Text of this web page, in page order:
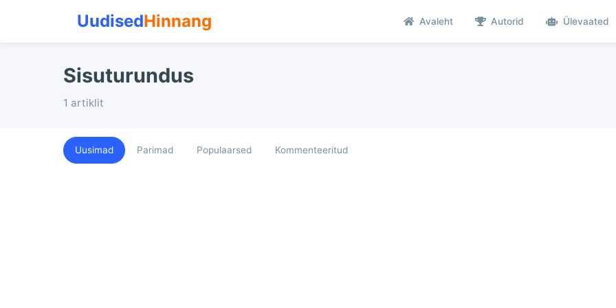
UudisedHinnang Avaleht Autorid Ülevaated
Sisuturundus
1 artiklit
Uusimad Parimad Populaarsed Kommenteeritud